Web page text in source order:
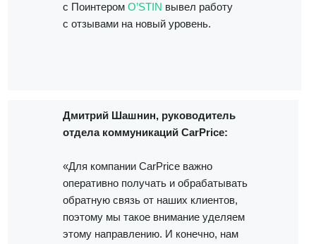
с Поинтером O’STIN вывел работу
с отзывами на новый уровень.
Дмитрий Шашнин, руководитель
отдела коммуникаций СarPrice:
«Для компании СarPrice важно
оперативно получать и обрабатывать
обратную связь от наших клиентов,
поэтому мы такое внимание уделяем
этому направлению. И конечно, нам